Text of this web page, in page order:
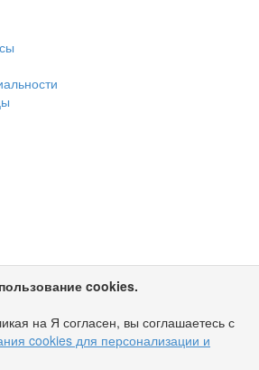
cookies.
на Я согласен, вы соглашаетесь с
cookies для персонализации и